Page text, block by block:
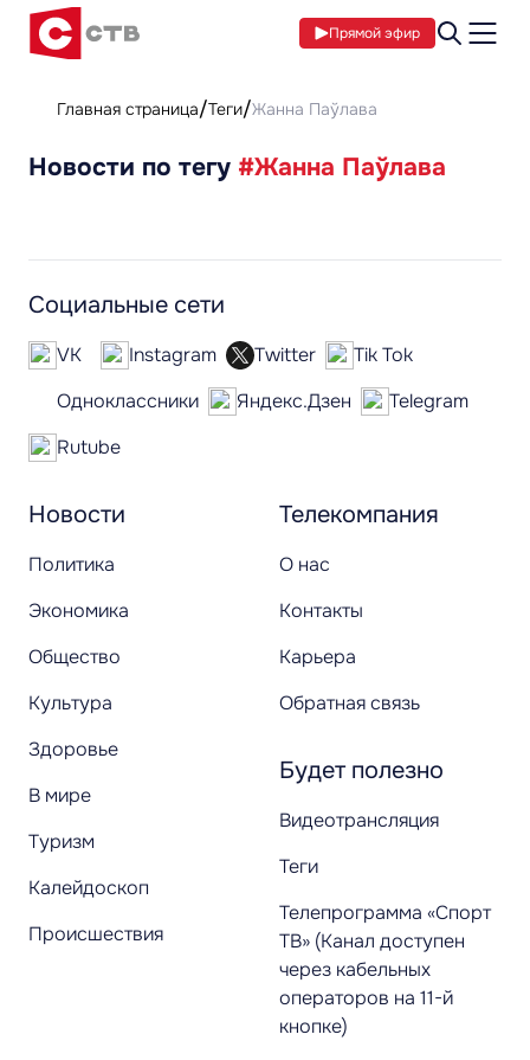
Прямой эфир
Главная страница Теги Жанна Паўлава
Новости по тегу #Жанна Паўлава
Новости
Политика
Экономика
Общество
Культура
Здоровье
В мире
Туризм
Калейдоскоп
Происшествия
Телекомпания
О нас
Контакты
Карьера
Обратная связь
Будет полезно
Видеотрансляция
Теги
Телепрограмма «Спорт
ТВ» (Канал доступен
через кабельных
операторов на 11-й
кнопке)
Социальные сети
VK Instagram Twitter
Tik Tok
Одноклассники
Яндекс.Дзен
Telegram
Rutube